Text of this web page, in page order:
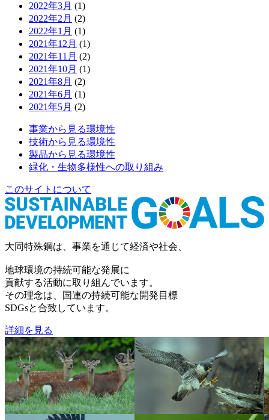
2022年3月 (1)
2022年2月 (2)
2022年1月 (1)
2021年12月 (1)
2021年11月 (2)
2021年10月 (1)
2021年8月 (2)
2021年6月 (1)
2021年5月 (2)
事業から見る環境性
技術から見る環境性
製品から見る環境性
緑化・生物多様性への取り組み
このサイトについて
大同特殊鋼は、事業を通じて経済や社会、
地球環境の持続可能な発展に
貢献する活動に取り組んでいます。
その理念は、国連の持続可能な開発目標
SDGsと合致しています。
詳細を見る